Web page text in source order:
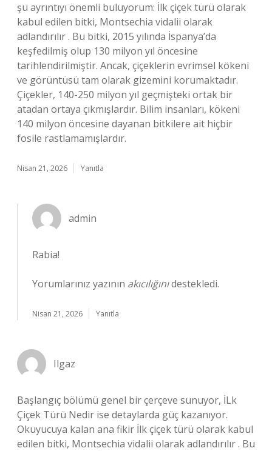
şu ayrıntıyı önemli buluyorum: İlk çiçek türü olarak
kabul edilen bitki, Montsechia vidalii olarak
adlandırılır . Bu bitki, 2015 yılında İspanya’da
keşfedilmiş olup 130 milyon yıl öncesine
tarihlendirilmiştir. Ancak, çiçeklerin evrimsel kökeni
ve görüntüsü tam olarak gizemini korumaktadır.
Çiçekler, 140-250 milyon yıl geçmişteki ortak bir
atadan ortaya çıkmışlardır. Bilim insanları, kökeni
140 milyon öncesine dayanan bitkilere ait hiçbir
fosile rastlamamışlardır.
Nisan 21, 2026 Yanıtla
admin
Rabia!
Yorumlarınız yazının akıcılığınıdestekledi.
Nisan 21, 2026 Yanıtla
Ilgaz
Başlangıç bölümü genel bir çerçeve sunuyor, İLk
Çiçek Türü Nedir ise detaylarda güç kazanıyor.
Okuyucuya kalan ana fikir İlk çiçek türü olarak kabul
edilen bitki, Montsechia vidalii olarak adlandırılır . Bu